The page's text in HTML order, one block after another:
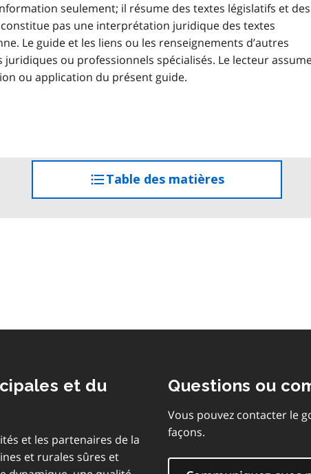
seulement; il résume des textes législatifs et des
pas une interprétation juridique des textes
Le guide et les liens ou les renseignements d’autres
ou professionnels spécialisés. Le lecteur
ou application du présent guide.
Table des matièresaccéder
à
et du
et les partenaires de la
et rurales sûres et
Questions ou
Vous pouvez contacter le
façons.